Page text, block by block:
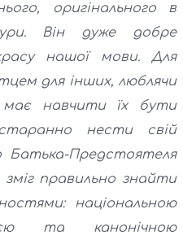
оригінального в
Він дуже добре
нашої мови. Для
для інших, люблячи
навчити їх бути
нести свій
Батька-Предстоятеля
правильно знайти
національною
та канонічною